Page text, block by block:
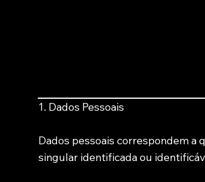
1. Dados Pessoais
Dados pessoais correspondem a
singular identificada ou